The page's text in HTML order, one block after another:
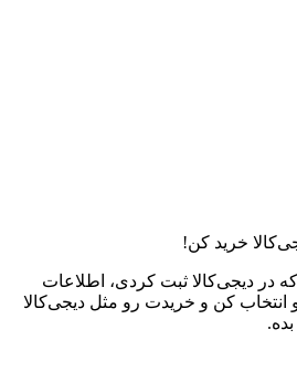
خرید کن!
در دیجی‌کالا ثبت کردی، اطلاعات
کن و خریدت رو مثل دیجی‌کالا